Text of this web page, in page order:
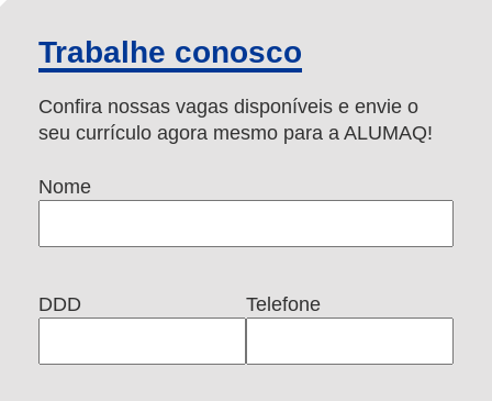
Trabalhe conosco
Confira nossas vagas disponíveis e envie o
seu currículo agora mesmo para a ALUMAQ!
Nome
DDD Telefone